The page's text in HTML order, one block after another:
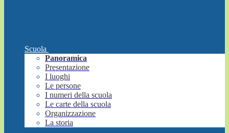
Scuola
Panoramica
Presentazione
I luoghi
Le persone
I numeri della scuola
Le carte della scuola
Organizzazione
La storia